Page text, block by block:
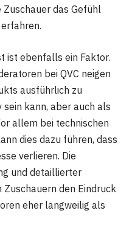
das Gefühl
ist ebenfalls ein Faktor.
bei QVC neigen
ausführlich zu
kann, aber auch als
allem bei technischen
dies dazu führen, dass
verlieren. Die
und detaillierter
den Eindruck
eher langweilig als